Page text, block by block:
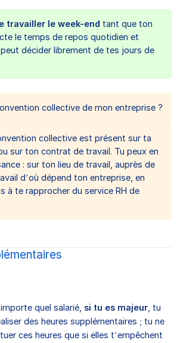
travailler le week-end tant que ton
le temps de repos quotidien et
décider librement de tes jours de
collective de mon entreprise ?
collective est présent sur ta
sur ton contrat de travail. Tu peux en
: sur ton lieu de travail, auprès de
d’où dépend ton entreprise, en
à te rapprocher du service RH de
quel salarié, si tu es majeur , tu
des heures supplémentaires ; tu ne
ces heures que si elles t’empêchent